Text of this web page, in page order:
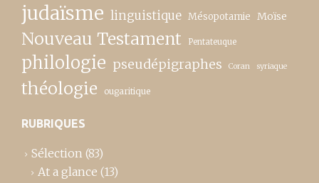
judaïsme linguistique Mésopotamie Moïse
Nouveau Testament Pentateuque
philologie pseudépigraphes Coran syriaque
théologie ougaritique
RUBRIQUES
Sélection (83)
At a glance (13)